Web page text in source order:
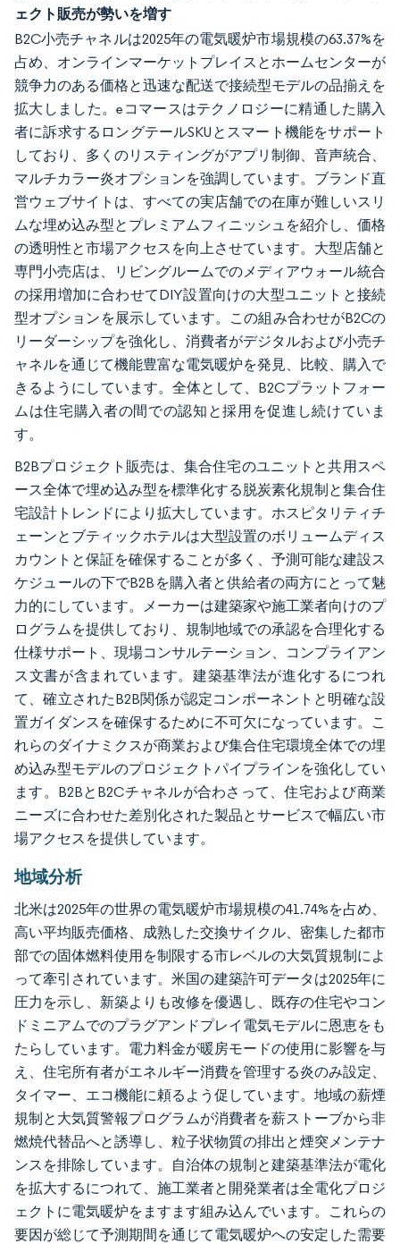
ェクト販売が勢いを増す
B2C小売チャネルは2025年の電気暖炉市場規模の63.37%を
占め、オンラインマーケットプレイスとホームセンターが
競争力のある価格と迅速な配送で接続型モデルの品揃えを
拡大しました。eコマースはテクノロジーに精通した購入
者に訴求するロングテールSKUとスマート機能をサポート
しており、多くのリスティングがアプリ制御、音声統合、
マルチカラー炎オプションを強調しています。ブランド直
営ウェブサイトは、すべての実店舗での在庫が難しいスリ
ムな埋め込み型とプレミアムフィニッシュを紹介し、価格
の透明性と市場アクセスを向上させています。大型店舗と
専門小売店は、リビングルームでのメディアウォール統合
の採用増加に合わせてDIY設置向けの大型ユニットと接続
型オプションを展示しています。この組み合わせがB2Cの
リーダーシップを強化し、消費者がデジタルおよび小売チ
ャネルを通じて機能豊富な電気暖炉を発見、比較、購入で
きるようにしています。全体として、B2Cプラットフォー
ムは住宅購入者の間での認知と採用を促進し続けていま
す。
B2Bプロジェクト販売は、集合住宅のユニットと共用スペ
ース全体で埋め込み型を標準化する脱炭素化規制と集合住
宅設計トレンドにより拡大しています。ホスピタリティチ
ェーンとブティックホテルは大型設置のボリュームディス
カウントと保証を確保することが多く、予測可能な建設ス
ケジュールの下でB2Bを購入者と供給者の両方にとって魅
力的にしています。メーカーは建築家や施工業者向けのプ
ログラムを提供しており、規制地域での承認を合理化する
仕様サポート、現場コンサルテーション、コンプライアン
ス文書が含まれています。建築基準法が進化するにつれ
て、確立されたB2B関係が認定コンポーネントと明確な設
置ガイダンスを確保するために不可欠になっています。こ
れらのダイナミクスが商業および集合住宅環境全体での埋
め込み型モデルのプロジェクトパイプラインを強化してい
ます。B2BとB2Cチャネルが合わさって、住宅および商業
ニーズに合わせた差別化された製品とサービスで幅広い市
場アクセスを提供しています。
地域分析
北米は2025年の世界の電気暖炉市場規模の41.74%を占め、
高い平均販売価格、成熟した交換サイクル、密集した都市
部での固体燃料使用を制限する市レベルの大気質規制によ
って牽引されています。米国の建築許可データは2025年に
圧力を示し、新築よりも改修を優遇し、既存の住宅やコン
ドミニアムでのプラグアンドプレイ電気モデルに恩恵をも
たらしています。電力料金が暖房モードの使用に影響を与
え、住宅所有者がエネルギー消費を管理する炎のみ設定、
タイマー、エコ機能に頼るよう促しています。地域の薪煙
規制と大気質警報プログラムが消費者を薪ストーブから非
燃焼代替品へと誘導し、粒子状物質の排出と煙突メンテナ
ンスを排除しています。自治体の規制と建築基準法が電化
を拡大するにつれて、施工業者と開発業者は全電化プロジ
ェクトに電気暖炉をますます組み込んでいます。これらの
要因が総じて予測期間を通じて電気暖炉への安定した需要